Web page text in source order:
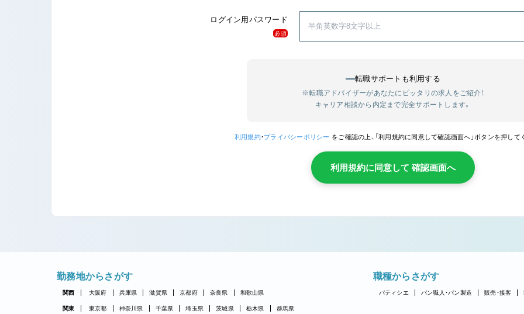
ログイン用パスワード
必須
転職サポートも利用する
※転職アドバイザーがあなたにピッタリの求人をご紹介！
キャリア相談から内定まで完全サポートします。
利用規約・プライバシーポリシー をご確認の上、「利用規約に同意して確認画面へ」ボタンを押して
利用規約に同意して 確認画面へ
勤務地からさがす
関西 大阪府 兵庫県 滋賀県 京都府 奈良県 和歌山県
関東 東京都 神奈川県 千葉県 埼玉県 茨城県 栃木県 群馬県
職種からさがす
パティシエ パン職人・パン製造 販売・接客